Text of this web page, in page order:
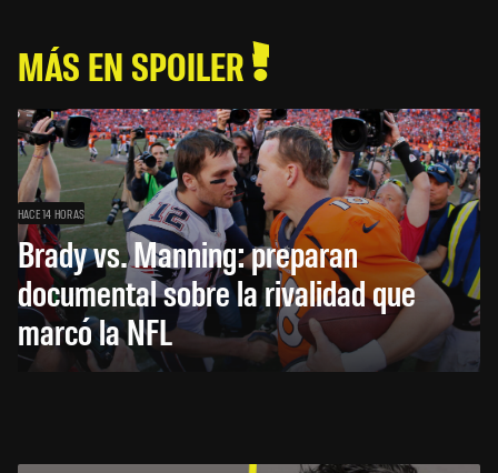
MÁS EN SPOILER
HACE 14 HORAS
Brady vs. Manning: preparan
documental sobre la rivalidad que
marcó la NFL